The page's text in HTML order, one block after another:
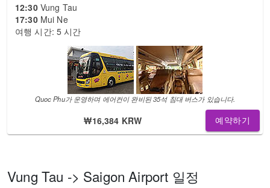
12:30Vung Tau
17:30Mui Ne
여행 시간: 5 시간
Quoc Phu가 운영하며 에어컨이 완비된 35석 침대 버스가 있습니다.
₩16,384 KRW 예약하기
Vung Tau -> Saigon Airport 일정